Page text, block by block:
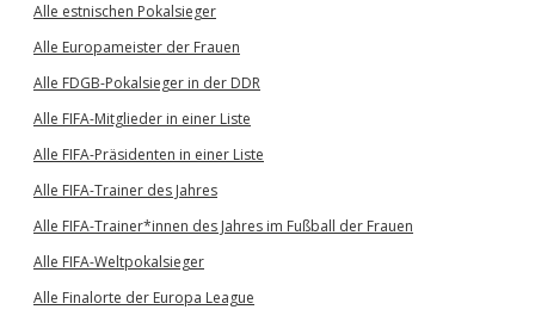
Alle estnischen Pokalsieger
Alle Europameister der Frauen
Alle FDGB-Pokalsieger in der DDR
Alle FIFA-Mitglieder in einer Liste
Alle FIFA-Präsidenten in einer Liste
Alle FIFA-Trainer des Jahres
Alle FIFA-Trainer*innen des Jahres im Fußball der Frauen
Alle FIFA-Weltpokalsieger
Alle Finalorte der Europa League